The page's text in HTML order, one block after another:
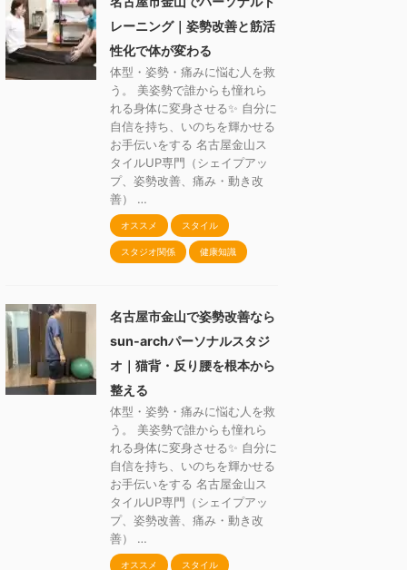
レーニング｜姿勢改善と筋活
性化で体が変わる
体型・姿勢・痛みに悩む人を救
う。 美姿勢で誰からも憧れら
れる身体に変身させる✨ 自分に
自信を持ち、いのちを輝かせる
お手伝いをする 名古屋金山ス
タイルUP専門（シェイプアッ
プ、姿勢改善、痛み・動き改
善） …
オススメ スタイル
スタジオ関係 健康知識
名古屋市金山で姿勢改善なら
sun-archパーソナルスタジ
オ｜猫背・反り腰を根本から
整える
体型・姿勢・痛みに悩む人を救
う。 美姿勢で誰からも憧れら
れる身体に変身させる✨ 自分に
自信を持ち、いのちを輝かせる
お手伝いをする 名古屋金山ス
タイルUP専門（シェイプアッ
プ、姿勢改善、痛み・動き改
善） …
オススメ スタイル